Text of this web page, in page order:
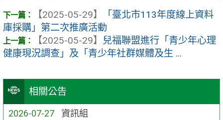
相關公告
2026-07-27 資訊組
【2025-05-29】
「臺北市113年度線上資料
庫採購」第二次推廣活動
【2025-05-29】 兒福聯盟進行「青少年心理
健康現況調查」及「青少年社群媒體及生 ...